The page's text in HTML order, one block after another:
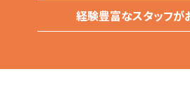
経験豊富なスタッフが